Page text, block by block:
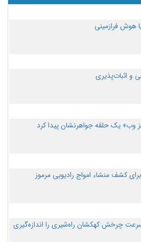
هوش فرازمینی
و اثبات‌پذیری
وب» یک حلقه جواهرنشان پیدا کرد
کشف منشاء امواج رادیویی مرموز
چرخش کهکشان راه‌شیری را اندازه‌گیری